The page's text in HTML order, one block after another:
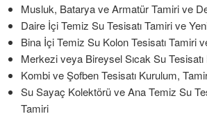
Musluk, Batarya ve Armatür Tamiri ve
Daire İçi Temiz Su Tesisatı Tamiri ve
Bina İçi Temiz Su Kolon Tesisatı Tamiri
Merkezi veya Bireysel Sıcak Su
Kombi ve Şofben Tesisatı Kurulum,
Su Sayaç Kolektörü ve Ana Temiz Su
Tamiri